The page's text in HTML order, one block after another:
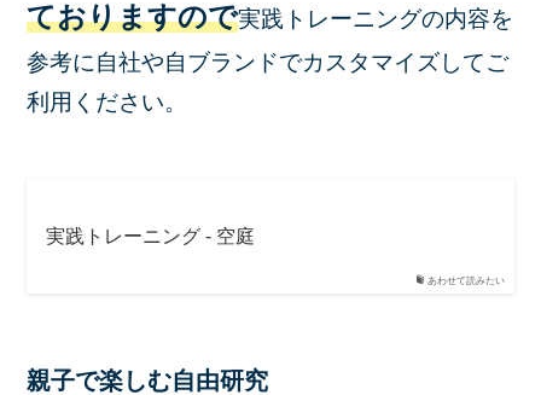
ておりますので実践トレーニングの内容を
参考に自社や自ブランドでカスタマイズしてご
利用ください。
あわせて読みたい
実践トレーニング - 空庭
親子で楽しむ自由研究